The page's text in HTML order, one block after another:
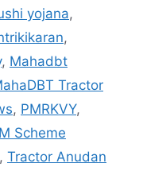
yojana,
,
, Mahadbt
Tractor
, PMRKVY,
Scheme
, Tractor Anudan